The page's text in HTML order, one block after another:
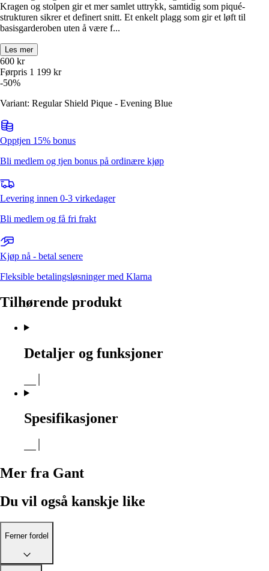
Kragen og stolpen gir et mer samlet uttrykk, samtidig som piqué-
strukturen sikrer et definert snitt. Et enkelt plagg som gir et løft til
basisgarderoben uten å være f...
Les mer
600 kr
Førpris 1 199 kr
-50%
Variant: Regular Shield Pique - Evening Blue
Opptjen 15% bonus
Bli medlem og tjen bonus på ordinære kjøp
Levering innen 0-3 virkedager
Bli medlem og få fri frakt
Kjøp nå - betal senere
Fleksible betalingsløsninger med Klarna
Tilhørende produkt
Detaljer og funksjoner
Spesifikasjoner
Mer fra Gant
Du vil også kanskje like
Ferner fordel